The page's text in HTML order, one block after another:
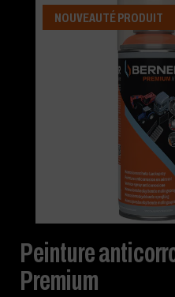
NOUVEAUTÉ PRODUIT
Peinture
Premium